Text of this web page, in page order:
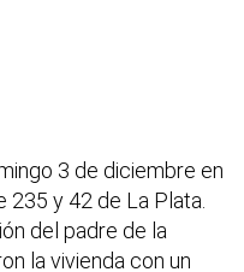
3 de diciembre en
235 y 42 de La Plata.
del padre de la
la vivienda con un